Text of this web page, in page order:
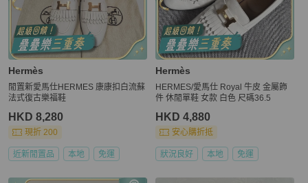
Hermès
閒置新愛馬仕HERMES 康康扣白流蘇
法式復古樂福鞋
HKD 8,280
現折 200
近新閒置品 本地 免運
Hermès
HERMES/愛馬仕 Royal 牛皮 金屬飾
件 休閒單鞋 女款 白色 尺碼36.5
HKD 4,880
安心購折抵
狀況良好 本地 免運